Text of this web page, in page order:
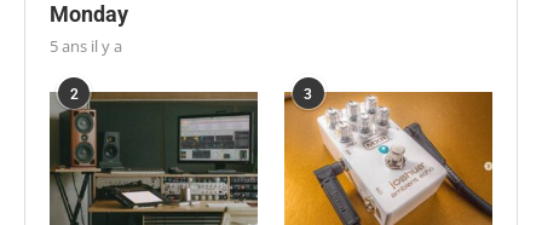
Monday
5 ans il y a
2 3